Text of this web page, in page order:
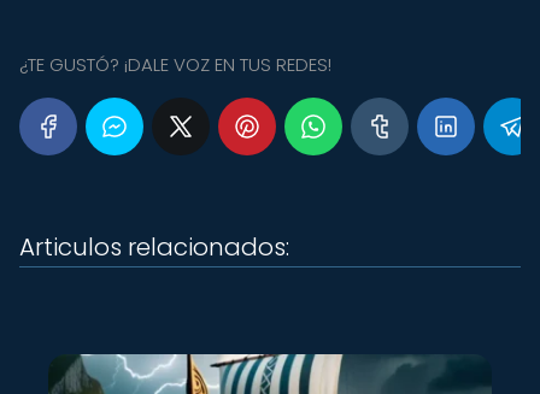
¿TE GUSTÓ? ¡DALE VOZ EN TUS REDES!
Articulos relacionados: